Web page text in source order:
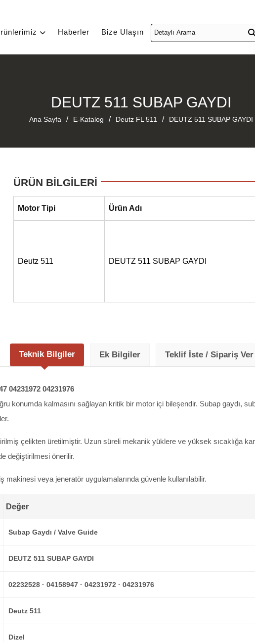
Haberler Bize Ulaşın
DEUTZ 511 SUBAP GAYDI
Ana Sayfa / E-Katalog / Deutz FL 511 / DEUTZ 511 SUBAP GAYDI
ÜRÜN BİLGİLERİ
Motor Tipi Ürün Adı
Deutz 511 DEUTZ 511 SUBAP GAYDI
Teknik Bilgiler Ek Bilgiler Teklif İste / Sipariş Ver
04231972 04231976
konumda kalmasını sağlayan kritik bir motor içi bileşendir. Subap gaydı,
çelikten üretilmiştir. Uzun süreli mekanik yüklere ve yüksek sıcaklığa
değiştirilmesi önerilir.
veya jeneratör uygulamalarında güvenle kullanılabilir.
Değer
Subap Gaydı / Valve Guide
DEUTZ 511 SUBAP GAYDI
02232528 · 04158947 · 04231972 · 04231976
Deutz 511
Dizel